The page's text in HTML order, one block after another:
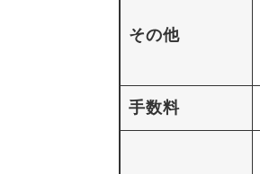
その他
手数料